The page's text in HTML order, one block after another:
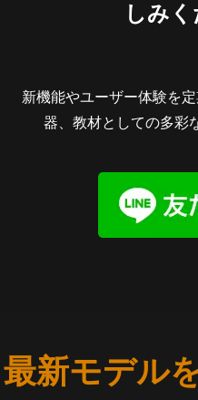
しみく
新機能やユーザー体験を
器、教材としての多彩
最新モデル